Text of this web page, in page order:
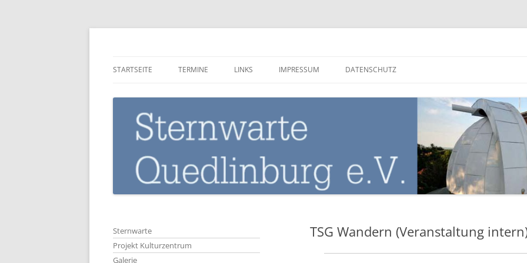
Zum
STARTSEITE TERMINE LINKS IMPRESSUM DATENSCHUTZ
TSG Wandern (Veranstaltung
Sternwarte
Projekt Kulturzentrum
Galerie